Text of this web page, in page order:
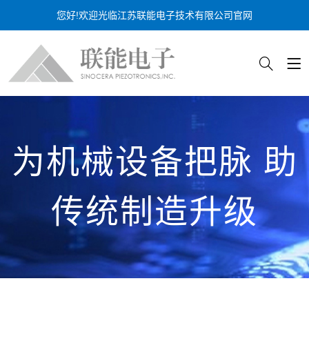
您好!欢迎光临江苏联能电子技术有限公司官网
为机械设备把脉 助
传统制造升级